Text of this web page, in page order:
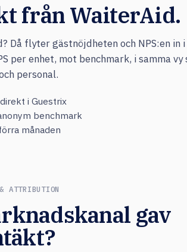
från WaiterAid.
Då flyter gästnöjdheten och NPS:en in
per enhet, mot benchmark, i samma vy
personal.
i Guestrix
benchmark
månaden
ATTRIBUTION
gav